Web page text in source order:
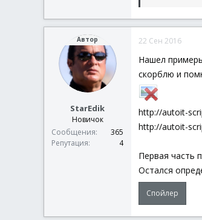
Автор
StarEdik
Новичок
Сообщения
365
Репутация
4
22 Сен 2016
Нашел
скорблю и
http://autoit-
http://autoit-
Первая часть
Остался
Спойлер